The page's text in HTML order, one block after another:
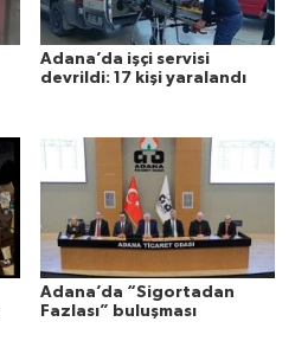
Adana’da işçi servisi
devrildi: 17 kişi yaralandı
Adana’da “Sigortadan
Fazlası” buluşması